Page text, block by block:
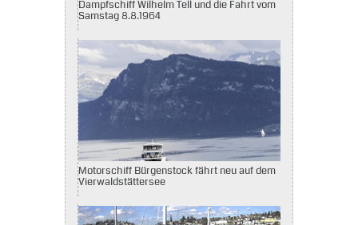
Dampfschiff Wilhelm Tell und die Fahrt vom
Samstag 8.8.1964
Motorschiff Bürgenstock fährt neu auf dem
Vierwaldstättersee